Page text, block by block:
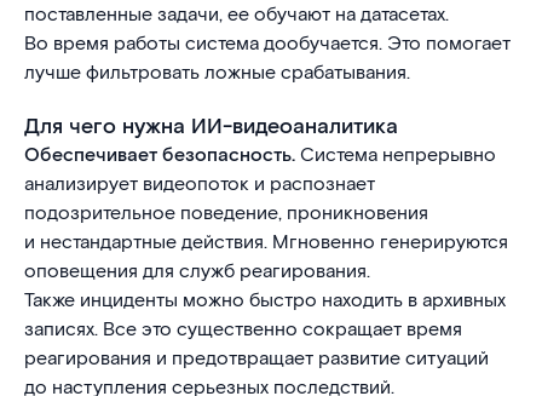
поставленные задачи, ее обучают на датасетах.
Во время работы система дообучается. Это помогает
лучше фильтровать ложные срабатывания.
Для чего нужна ИИ-видеоаналитика
Обеспечивает безопасность.Система непрерывно
анализирует видеопоток и распознает
подозрительное поведение, проникновения
и нестандартные действия. Мгновенно генерируются
оповещения для служб реагирования.
Также инциденты можно быстро находить в архивных
записях. Все это существенно сокращает время
реагирования и предотвращает развитие ситуаций
до наступления серьезных последствий.